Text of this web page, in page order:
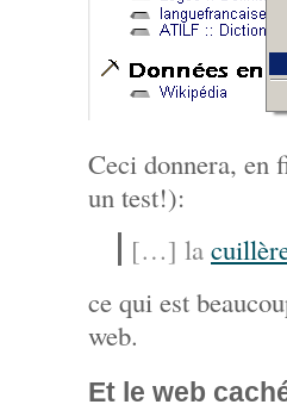
Ceci donnera, en
un test!):
[…] la
ce qui est
web.
Et le web